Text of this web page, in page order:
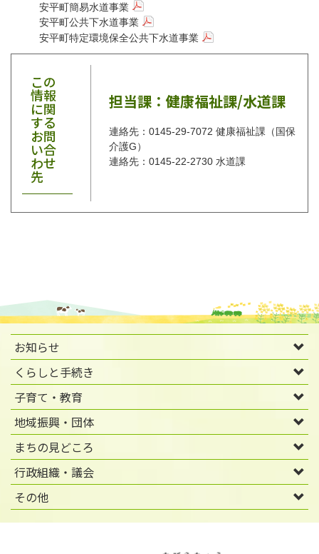
安平町簡易水道事業
安平町公共下水道事業
安平町特定環境保全公共下水道事業
この
情報
に関
する
お問
い合
わせ
先
担当課：健康福祉課/水道課
連絡先：0145-29-7072 健康福祉課（国保
介護G）
連絡先：0145-22-2730 水道課
お知らせ
くらしと手続き
子育て・教育
地域振興・団体
まちの見どころ
行政組織・議会
その他